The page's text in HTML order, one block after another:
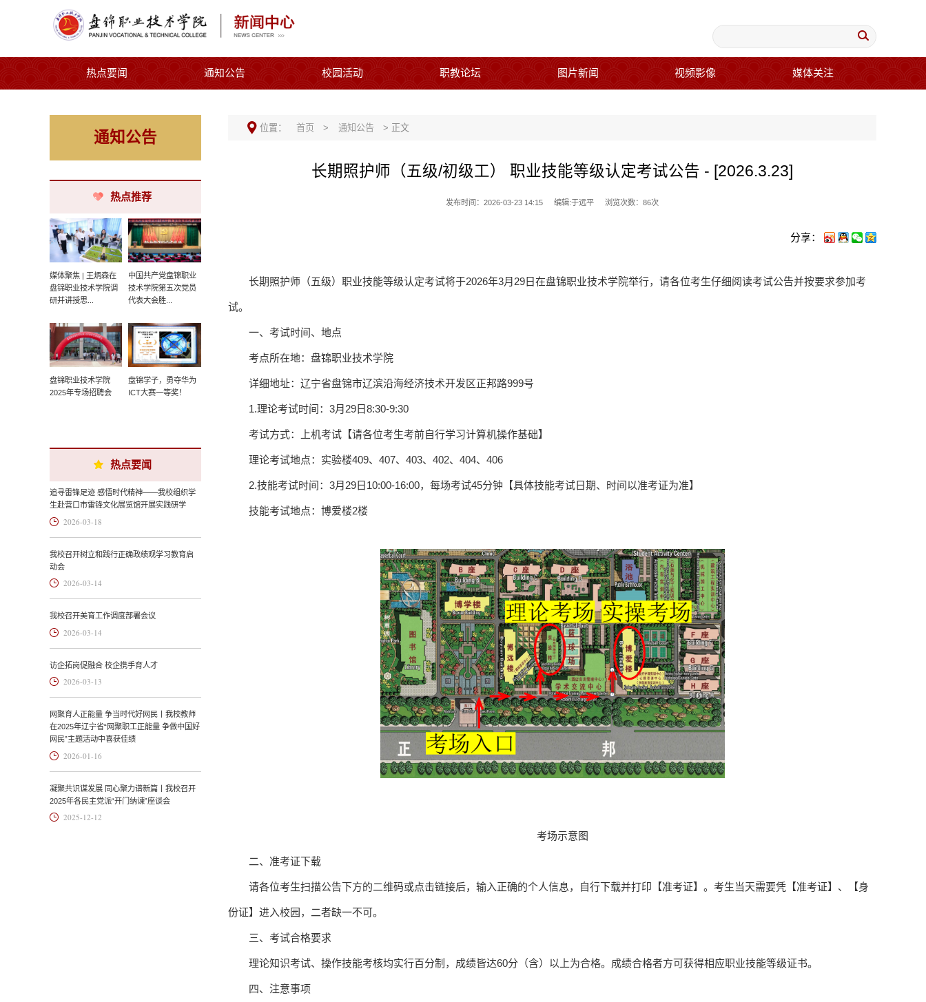
热点要闻 通知公告 校园活动 职教论坛 图片新闻 视频影像 媒体关注
位置： 首页 > 通知公告 > 正文
长期照护师（五级/初级工） 职业技能等级认定考试公告 - [2026.3.23]
发布时间：2026-03-23 14:15 编辑:于远平 浏览次数：86次
分享：
长期照护师（五级）职业技能等级认定考试将于2026年3月29日在盘锦职业技术学院举行，请各位考生仔细阅读考试公告并按要求参加考
试。
一、考试时间、地点
考点所在地：盘锦职业技术学院
详细地址：辽宁省盘锦市辽滨沿海经济技术开发区正邦路999号
1.理论考试时间：3月29日8:30-9:30
考试方式：上机考试【请各位考生考前自行学习计算机操作基础】
理论考试地点：实验楼409、407、403、402、404、406
2.技能考试时间：3月29日10:00-16:00，每场考试45分钟【具体技能考试日期、时间以准考证为准】
技能考试地点：博爱楼2楼
考场示意图
二、准考证下载
请各位考生扫描公告下方的二维码或点击链接后，输入正确的个人信息，自行下载并打印【准考证】。考生当天需要凭【准考证】、【身
份证】进入校园，二者缺一不可。
三、考试合格要求
理论知识考试、操作技能考核均实行百分制，成绩皆达60分（含）以上为合格。成绩合格者方可获得相应职业技能等级证书。
四、注意事项
通知公告
热点推荐
媒体聚焦 | 王炳森在
盘锦职业技术学院调
研并讲授思...
中国共产党盘锦职业
技术学院第五次党员
代表大会胜...
盘锦职业技术学院
2025年专场招聘会
盘锦学子，勇夺华为
ICT大赛一等奖！
热点要闻
追寻雷锋足迹 感悟时代精神——我校组织学
生赴营口市雷锋文化展览馆开展实践研学
2026-03-18
我校召开树立和践行正确政绩观学习教育启
动会
2026-03-14
我校召开美育工作调度部署会议
2026-03-14
访企拓岗促融合 校企携手育人才
2026-03-13
网聚育人正能量 争当时代好网民丨我校教师
在2025年辽宁省“网聚职工正能量 争做中国好
网民”主题活动中喜获佳绩
2026-01-16
凝聚共识谋发展 同心聚力谱新篇丨我校召开
2025年各民主党派“开门纳谏”座谈会
2025-12-12